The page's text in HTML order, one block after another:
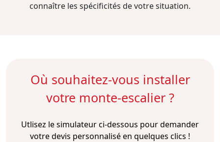
connaître les spécificités de votre situation.
Où souhaitez-vous installer
votre monte-escalier ?
Utlisez le simulateur ci-dessous pour demander
votre devis personnalisé en quelques clics !